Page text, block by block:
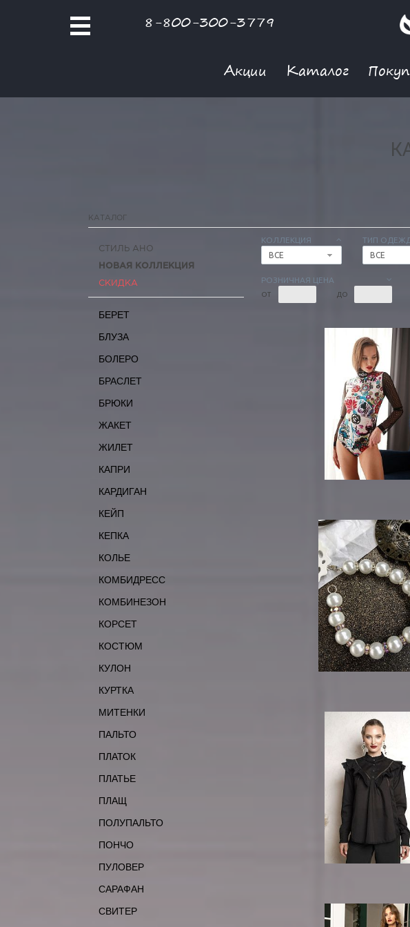
8-800-300-3779
Акции Каталог
КАТАЛОГ
КОЛЛЕКЦИЯ
ВСЕ
ТИП
ВСЕ
РОЗНИЧНАЯ ЦЕНА
ОТ ДО
СТИЛЬ АНО
НОВАЯ КОЛЛЕКЦИЯ
СКИДКА
БЕРЕТ
БЛУЗА
БОЛЕРО
БРАСЛЕТ
БРЮКИ
ЖАКЕТ
ЖИЛЕТ
КАПРИ
КАРДИГАН
КЕЙП
КЕПКА
КОЛЬЕ
КОМБИДРЕСС
КОМБИНЕЗОН
КОРСЕТ
КОСТЮМ
КУЛОН
КУРТКА
МИТЕНКИ
ПАЛЬТО
ПЛАТОК
ПЛАТЬЕ
ПЛАЩ
ПОЛУПАЛЬТО
ПОНЧО
ПУЛОВЕР
САРАФАН
СВИТЕР